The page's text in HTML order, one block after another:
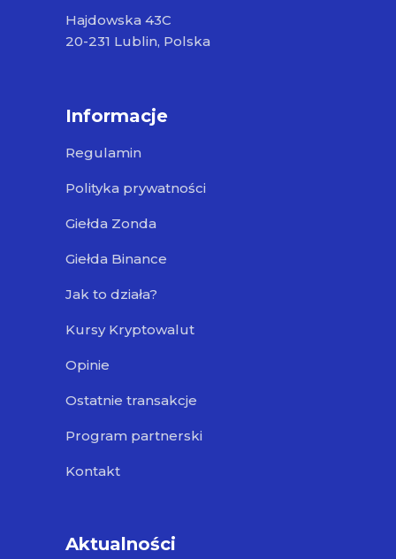
Hajdowska 43C
20-231 Lublin, Polska
Informacje
Regulamin
Polityka prywatności
Giełda Zonda
Giełda Binance
Jak to działa?
Kursy Kryptowalut
Opinie
Ostatnie transakcje
Program partnerski
Kontakt
Aktualności